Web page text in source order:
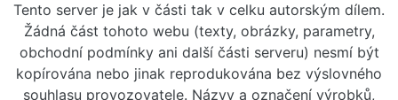
Tento server je jak v části tak v celku autorským dílem.
Žádná část tohoto webu (texty, obrázky, parametry,
obchodní podmínky ani další části serveru) nesmí být
kopírována nebo jinak reprodukována bez výslovného
souhlasu provozovatele. Názvy a označení výrobků,